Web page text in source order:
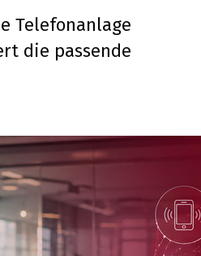
Telefonanlage
die passende